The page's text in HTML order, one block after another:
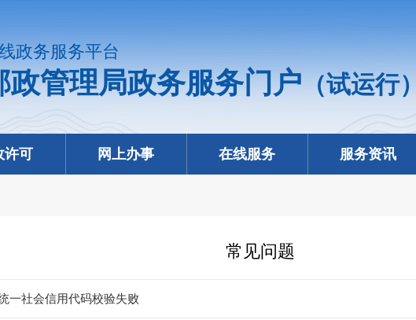
政务服务平台
政管理局政务服务门户（试运行）
许可 网上办事 在线服务 服务资讯
常见问题
一社会信用代码校验失败